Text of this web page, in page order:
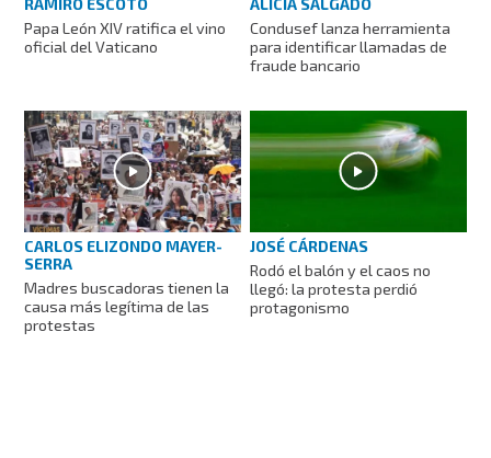
Papa León XIV ratifica el vino
oficial del Vaticano
Condusef lanza herramienta
para identificar llamadas de
fraude bancario
CARLOS ELIZONDO MAYER-
SERRA
Madres buscadoras tienen la
causa más legítima de las
protestas
JOSÉ CÁRDENAS
Rodó el balón y el caos no
llegó: la protesta perdió
protagonismo